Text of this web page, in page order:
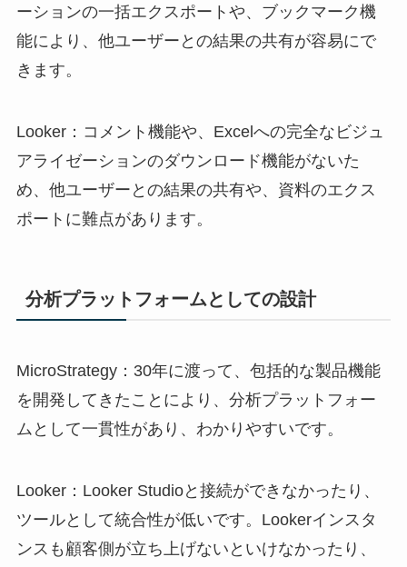
ーションの一括エクスポートや、ブックマーク機
能により、他ユーザーとの結果の共有が容易にで
きます。
Looker：コメント機能や、Excelへの完全なビジュ
アライゼーションのダウンロード機能がないた
め、他ユーザーとの結果の共有や、資料のエクス
ポートに難点があります。
分析プラットフォームとしての設計
MicroStrategy：30年に渡って、包括的な製品機能
を開発してきたことにより、分析プラットフォー
ムとして一貫性があり、わかりやすいです。
Looker：Looker Studioと接続ができなかったり、
ツールとして統合性が低いです。Lookerインスタ
ンスも顧客側が立ち上げないといけなかったり、